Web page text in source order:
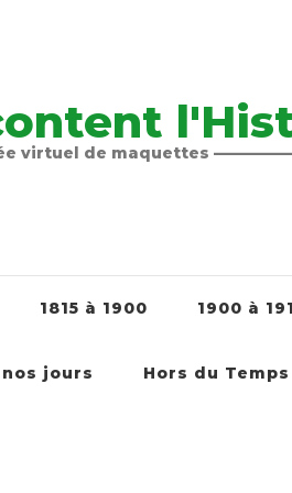
virtuel de maquettes
1815 à 1900 1900 à
nos jours Hors du Temps